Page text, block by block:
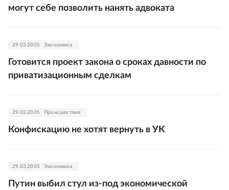
могут себе позволить нанять адвоката
29.03.2005 Экономика
Готовится проект закона о сроках давности по
приватизационным сделкам
29.03.2005 Происшествия
Конфискацию не хотят вернуть в УК
29.03.2005 Экономика
Путин выбил стул из-под экономической